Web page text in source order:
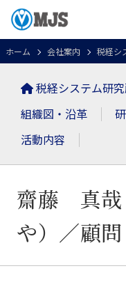
ホーム 会社案内 税経シ
税経システム研
組織図・沿革
活動内容
齋藤 真哉
や） ／顧問